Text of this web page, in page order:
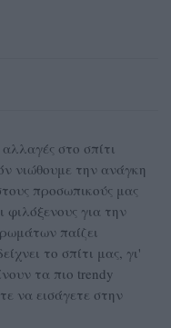
στο σπίτι
νιώθουμε την ανάγκη
προσωπικούς μας
φιλόξενους για την
παίζει
το σπίτι μας, γι'
τα πιο trendy
να εισάγετε στην